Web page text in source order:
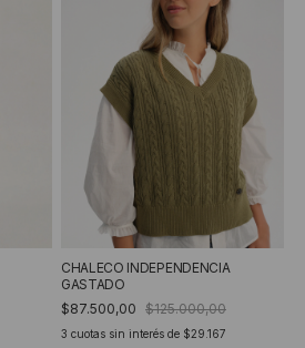
CHALECO INDEPENDENCIA
GASTADO
$87.500,00 $125.000,00
3 cuotas sin interés de $29.167